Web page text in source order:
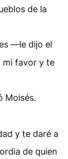
de la
—le dijo el
mi favor y te
Moisés.
y te daré a
de quien